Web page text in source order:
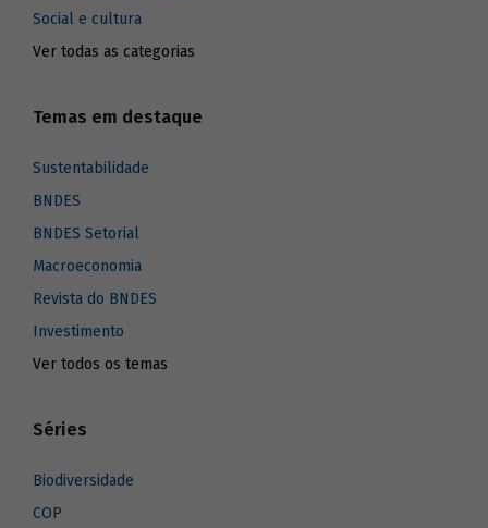
Social e cultura
Ver todas as categorias
Temas em destaque
Sustentabilidade
BNDES
BNDES Setorial
Macroeconomia
Revista do BNDES
Investimento
Ver todos os temas
Séries
Biodiversidade
COP